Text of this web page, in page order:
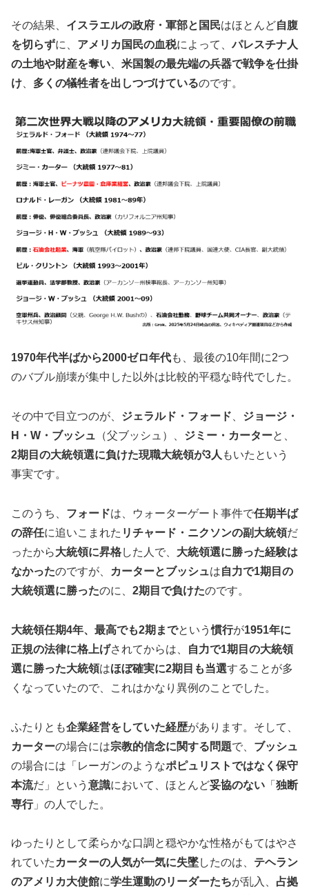
その結果、 イスラエルの政府・軍部と国民はほとんど自腹
を切らずに、 アメリカ国民の血税によって、パレスチナ人
の土地や財産を奪い
米国製の最先端の兵器で戦争を仕掛
け
多くの犠牲者を出しつづけているのです。
1970年代半ばから2000ゼロ年代も、最後の10年間に2つ
のバブル崩壊が集中した以外は比較的平穏な時代でした。
その中で目立つのが、 ジェラルド・フォード
ジョージ・
H・W・ブッシュ （父ブッシュ）、 ジミー・カーターと、
2期目の大統領選に負けた現職大統領が3人 もいたという
事実です。
このうち、 フォードは、ウォーターゲート事件で任期半ば
の辞任に追いこまれた リチャード・ニクソンの副大統領だ
ったから大統領に昇格した人で、 大統領選に勝った経験は
なかったのですが、 カーターとブッシュは自力で1期目の
大統領選に勝ったのに、 2期目で負けたのです。
大統領任期4年、最高でも2期までという慣行が1951年に
正規の法律に格上げされてからは、
自力で1期目の大統領
選に勝った大統領はほぼ確実に2期目も当選することが多
くなっていたので、これはかなり異例のことでした。
ふたりとも企業経営をしていた経歴があります。そして、
カーターの場合には宗教的信念に関する問題で、 ブッシュ
の場合には「レーガンのようなポピュリストではなく保守
本流だ」という 意識において、ほとんど妥協のない 「 独断
専行」の人でした。
ゆったりとして柔らかな口調と穏やかな性格がもてはやさ
れていた カーターの人気が一気に失墜したのは、 テヘラン
のアメリカ大使館に学生運動のリーダーたちが乱入、 占拠